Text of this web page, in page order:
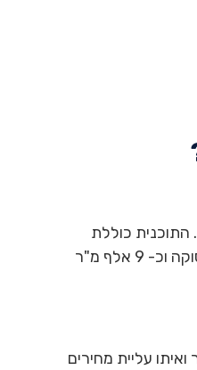
התוכנית כוללת
תוספת של 4,000 יחידות דיור, כ-590 אלף מ"ר מסחר ותעסוקה וכ- 9 אלף מ"ר
עליית מחירים